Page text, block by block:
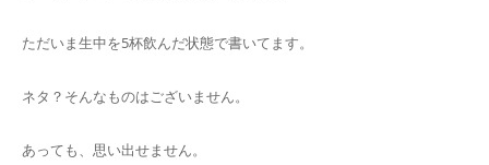
ただいま生中を5杯飲んだ状態で書いてます。
ネタ？そんなものはございません。
あっても、思い出せません。